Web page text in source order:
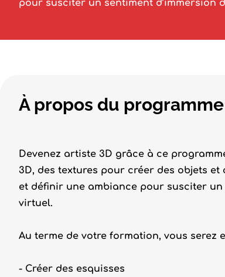
pour susciter un sentiment d’immersion
À propos du programme
Devenez artiste 3D grâce à ce
3D, des textures pour créer des objets
et définir une ambiance pour susciter
virtuel.
Au terme de votre formation, vous serez
- Créer des esquisses